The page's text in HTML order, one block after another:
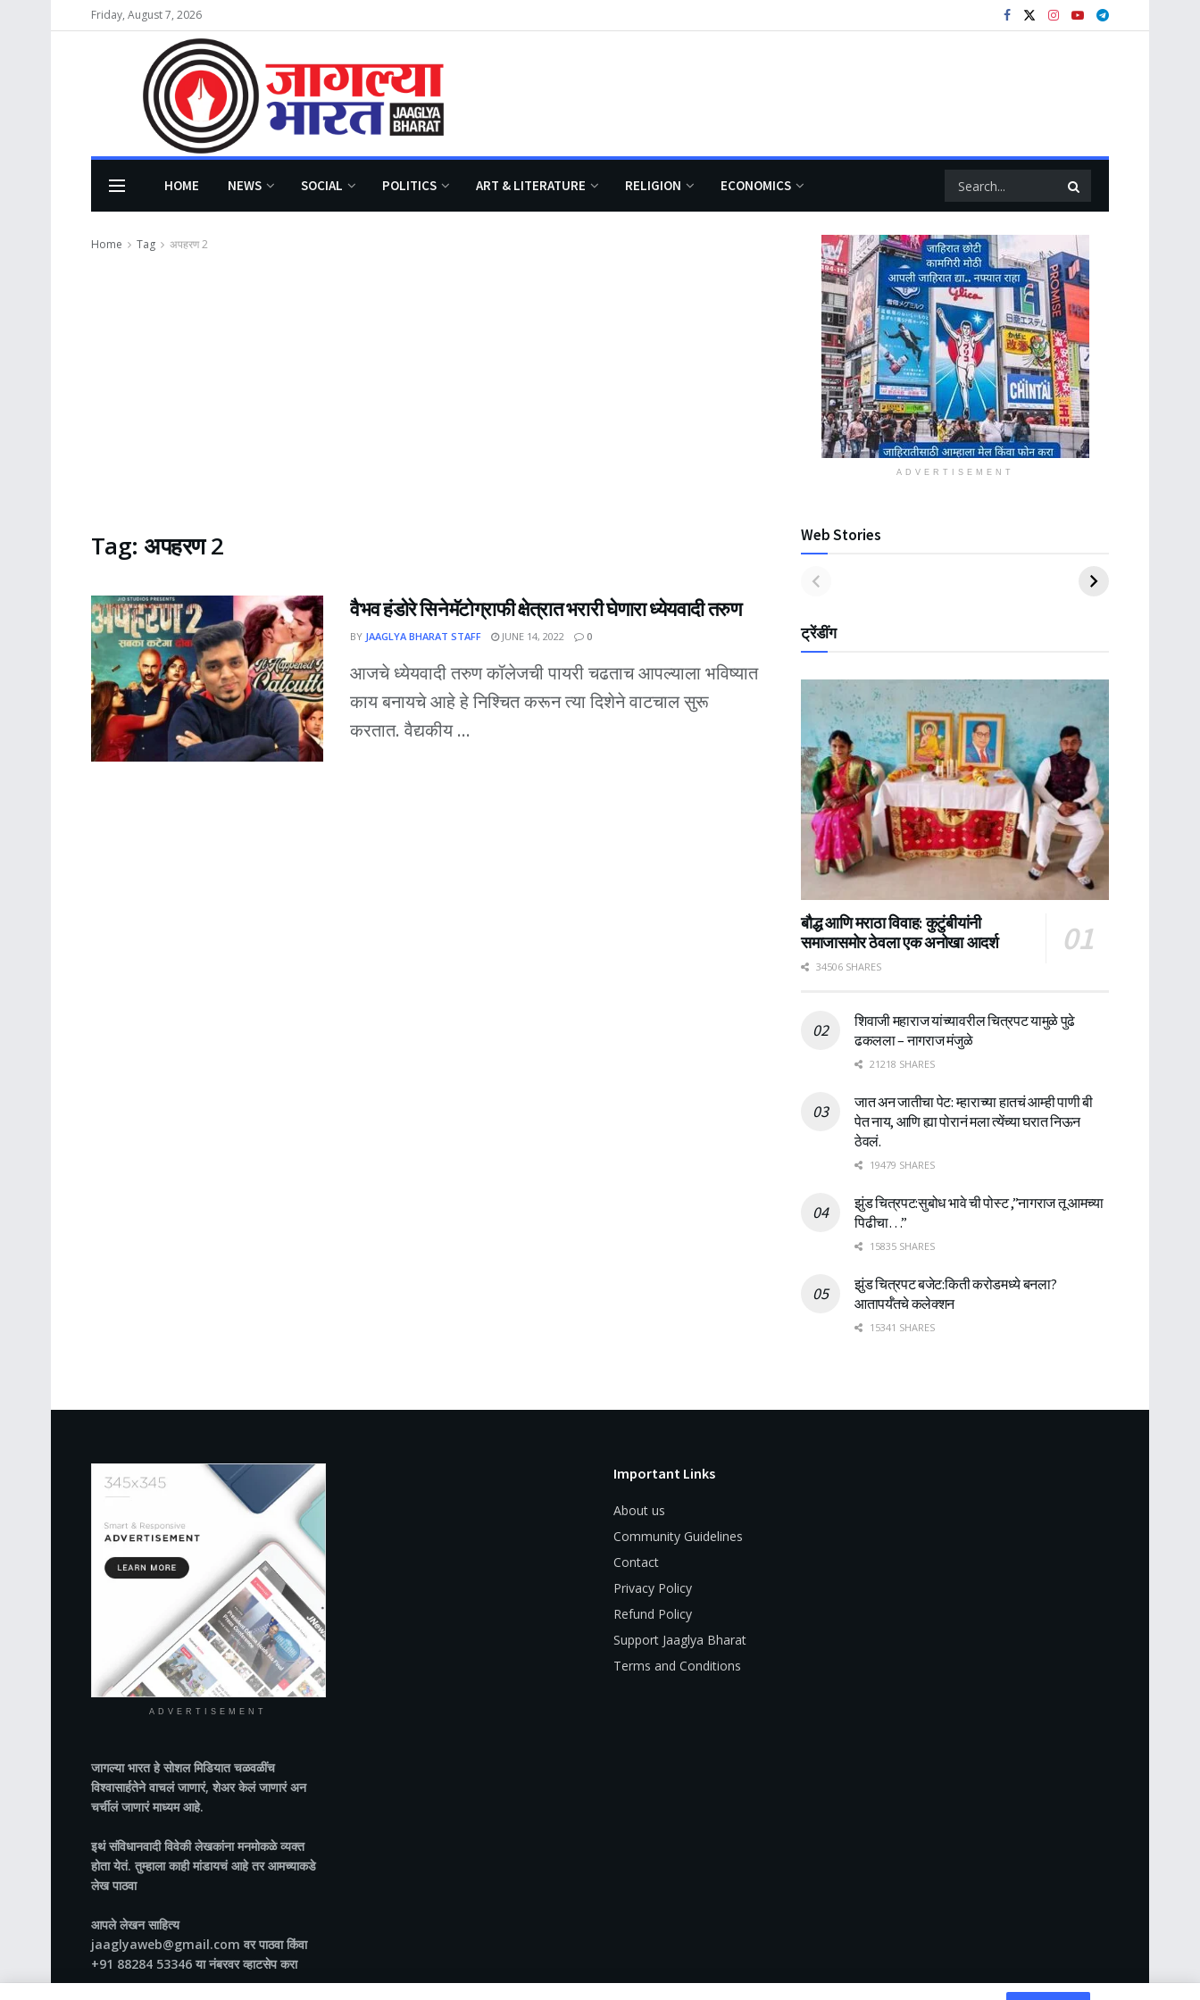
Friday, August 7, 2026
HOME NEWS SOCIAL POLITICS ART & LITERATURE RELIGION ECONOMICS
Home Tag अपहरण 2
Tag: अपहरण 2
वैभव हंडोरे सिनेमॅटोग्राफी क्षेत्रात भरारी घेणारा ध्येयवादी तरुण
BY JAAGLYA BHARAT STAFF JUNE 14, 2022 0
आजचे ध्येयवादी तरुण कॉलेजची पायरी चढताच आपल्याला भविष्यात
काय बनायचे आहे हे निश्चित करून त्या दिशेने वाटचाल सुरू
करतात. वैद्यकीय ...
ADVERTISEMENT
Web Stories
ट्रेंडींग
बौद्ध आणि मराठा विवाह: कुटुंबीयांनी
समाजासमोर ठेवला एक अनोखा आदर्श
34506 SHARES
शिवाजी महाराज यांच्यावरील चित्रपट यामुळे पुढे
ढकलला – नागराज मंजुळे
21218 SHARES
जात अन जातीचा पेट: म्हाराच्या हातचं आम्ही पाणी बी
पेत नाय, आणि ह्या पोरानं मला त्येंच्या घरात निऊन
ठेवलं.
19479 SHARES
झुंड चित्रपट:सुबोध भावे ची पोस्ट ,”नागराज तू आमच्या
पिढीचा…”
15835 SHARES
झुंड चित्रपट बजेट:किती करोडमध्ये बनला?
आतापर्यँतचे कलेक्शन
15341 SHARES
ADVERTISEMENT
जागल्या भारतहे सोशल मिडियात चळवळींच
विश्वासार्हतेने वाचलं जाणारं, शेअर केलं जाणारं अन
चर्चीलं जाणारं माध्यम आहे.
इथं संविधानवादी विवेकी लेखकांना मनमोकळे व्यक्त
होता येतं. तुम्हाला काही मांडायचं आहे तर आमच्याकडे
लेख पाठवा
आपले लेखन साहित्य
jaaglyaweb@gmail.com वर पाठवा किंवा
+91 88284 53346 या नंबरवर व्हाटसेप करा
Important Links
About us
Community Guidelines
Contact
Privacy Policy
Refund Policy
Support Jaaglya Bharat
Terms and Conditions